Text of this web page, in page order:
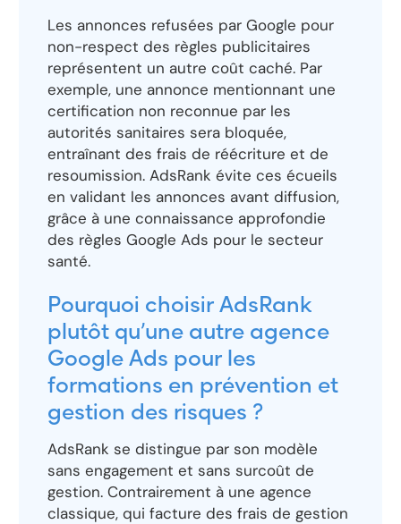
Les annonces refusées par Google pour
non-respect des règles publicitaires
représentent un autre coût caché. Par
exemple, une annonce mentionnant une
certification non reconnue par les
autorités sanitaires sera bloquée,
entraînant des frais de réécriture et de
resoumission. AdsRank évite ces écueils
en validant les annonces avant diffusion,
grâce à une connaissance approfondie
des règles Google Ads pour le secteur
santé.
Pourquoi choisir AdsRank
plutôt qu’une autre agence
Google Ads pour les
formations en prévention et
gestion des risques ?
AdsRank se distingue par son modèle
sans engagement et sans surcoût de
gestion. Contrairement à une agence
classique, qui facture des frais de gestion